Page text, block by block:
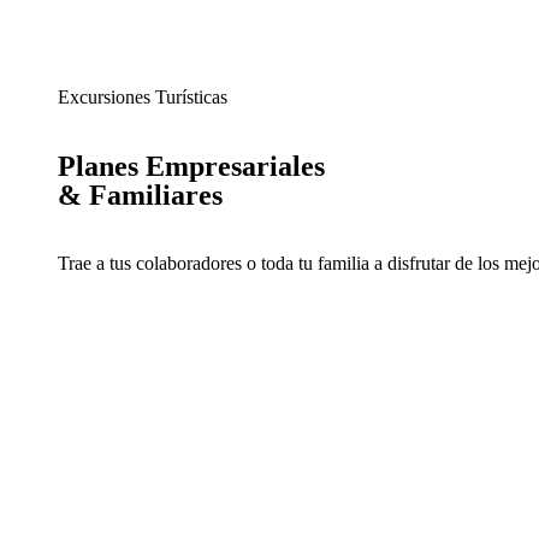
Excursiones Turísticas
Planes Empresariales
& Familiares
Trae a tus colaboradores o toda tu familia a disfrutar de los